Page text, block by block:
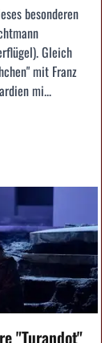
besonderen
Gleich
mit Franz
mi...
"Turandot"